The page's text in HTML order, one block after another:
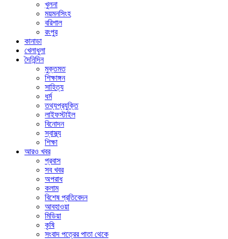
খুলনা
ময়মনসিংহ
বরিশাল
রংপুর
কানাডা
খেলাধুলা
দৈনিন্দিন
মুক্তমত
শিক্ষাঙ্গন
সাহিত্য
ধর্ম
তথ্যপ্রযুক্তি
লাইফস্টাইল
বিনোদন
স্বাস্থ্য
শিক্ষা
আরও খবর
প্রবাস
সব খবর
অপরাধ
কলাম
বিশেষ প্রতিবেদন
আবহাওয়া
মিডিয়া
কৃষি
সংবাদ পত্রের পাতা থেকে